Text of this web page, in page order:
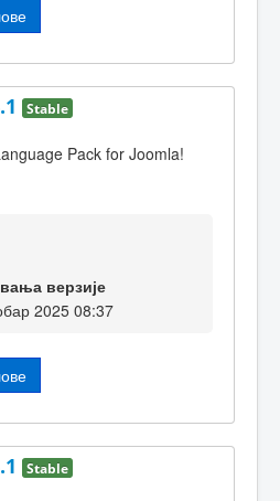
Stable
Pack for Joomla!
верзије
2025 08:37
Stable